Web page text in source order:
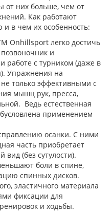
от них больше, чем от
Как работают
в чем их особенность:
Onhillsport легко достичь
и
работе с турником (даже в
Упражнения на
только эффективными с
мышц рук, пресса,
Ведь естественная
применением
осанки. С ними
часть приобретает
(без сутулости).
боли в спине,
спинных дисков.
эластичного материала
фиксации для
и ходьбы.